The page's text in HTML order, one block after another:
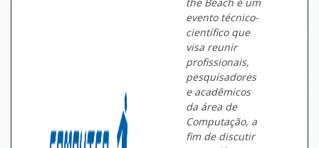
the Beach é um
evento técnico-
científico que
visa reunir
profissionais,
pesquisadores
e acadêmicos
da área de
Computação, a
fim de discutir